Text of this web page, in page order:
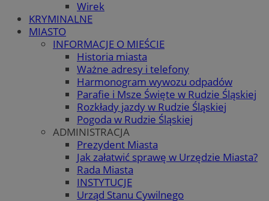
Wirek
KRYMINALNE
MIASTO
INFORMACJE O MIEŚCIE
Historia miasta
Ważne adresy i telefony
Harmonogram wywozu odpadów
Parafie i Msze Święte w Rudzie Śląskiej
Rozkłady jazdy w Rudzie Śląskiej
Pogoda w Rudzie Śląskiej
ADMINISTRACJA
Prezydent Miasta
Jak załatwić sprawę w Urzędzie Miasta?
Rada Miasta
INSTYTUCJE
Urząd Stanu Cywilnego